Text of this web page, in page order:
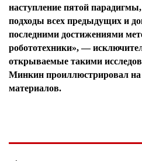
наступление пятой
подходы всех предыдущих и
последними достижениями
робототехники», —
открываемые такими
Минкин проиллюстрировал на
материалов.